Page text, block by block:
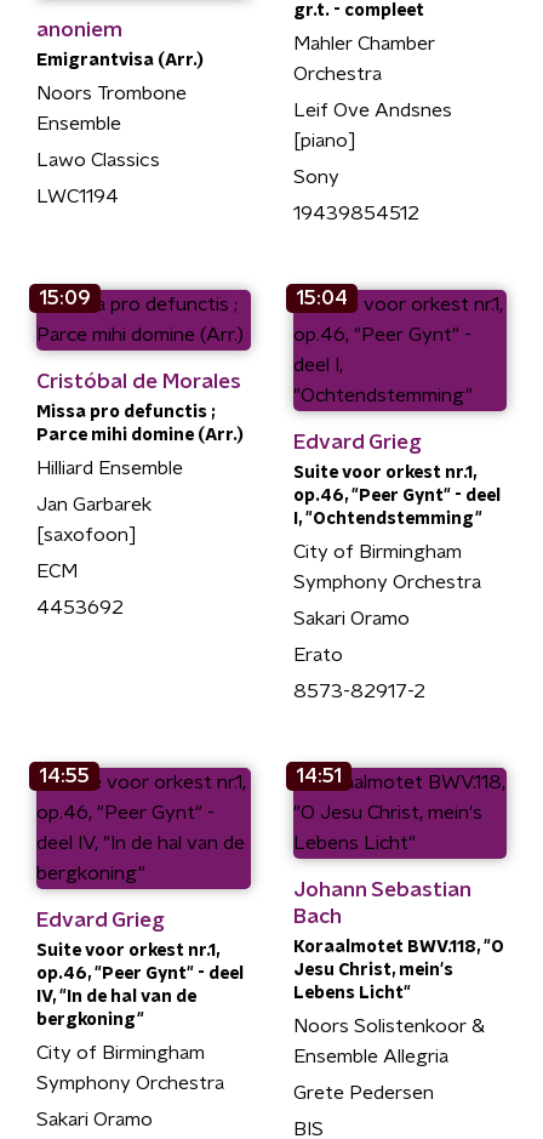
anoniem
Emigrantvisa (Arr.)
Noors Trombone
Ensemble
Lawo Classics
LWC1194
gr.t. - compleet
Mahler Chamber
Orchestra
Leif Ove Andsnes
[piano]
Sony
19439854512
15:09
Cristóbal de Morales
Missa pro defunctis ;
Parce mihi domine (Arr.)
Hilliard Ensemble
Jan Garbarek
[saxofoon]
ECM
4453692
15:04
Edvard Grieg
Suite voor orkest nr.1,
op.46, "Peer Gynt" - deel
I, "Ochtendstemming"
City of Birmingham
Symphony Orchestra
Sakari Oramo
Erato
8573-82917-2
14:55
Edvard Grieg
Suite voor orkest nr.1,
op.46, "Peer Gynt" - deel
IV, "In de hal van de
bergkoning"
City of Birmingham
Symphony Orchestra
Sakari Oramo
14:51
Johann Sebastian
Bach
Koraalmotet BWV.118, "O
Jesu Christ, mein's
Lebens Licht"
Noors Solistenkoor &
Ensemble Allegria
Grete Pedersen
BIS